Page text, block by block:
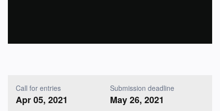
Call for entries
Apr 05, 2021
Submission deadline
May 26, 2021